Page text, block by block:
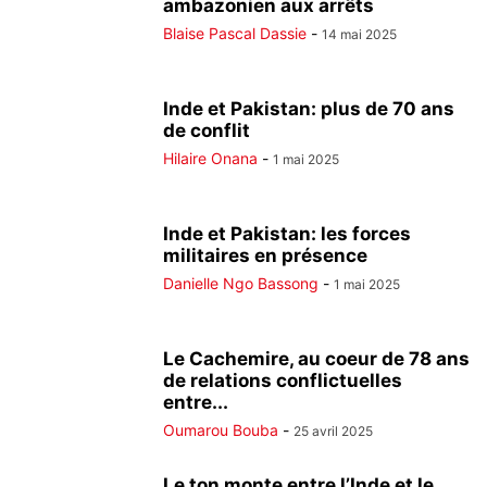
ambazonien aux arrêts
Blaise Pascal Dassie - 14 mai 2025
Inde et Pakistan: plus de 70 ans
de conflit
Hilaire Onana - 1 mai 2025
Inde et Pakistan: les forces
militaires en présence
Danielle Ngo Bassong - 1 mai 2025
Le Cachemire, au coeur de 78 ans
de relations conflictuelles
entre...
Oumarou Bouba - 25 avril 2025